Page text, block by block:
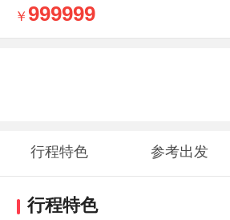
999999
行程特色 参考出发
行程特色